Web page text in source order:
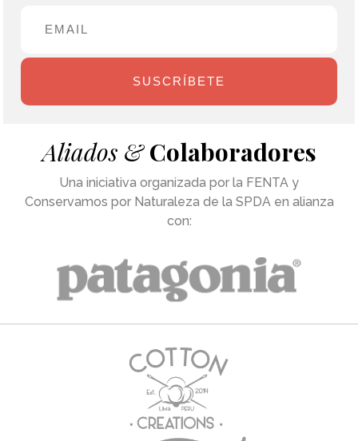
SUSCRÍBETE
Aliados & Colaboradores
Una iniciativa organizada por la FENTA y
Conservamos por Naturaleza de la SPDA en alianza
con: